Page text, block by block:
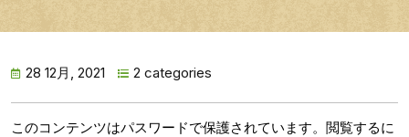
28 12月, 2021 2 categories
このコンテンツはパスワードで保護されています。閲覧するに